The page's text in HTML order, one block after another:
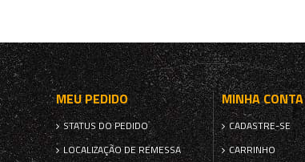
MEU PEDIDO
STATUS DO PEDIDO
LOCALIZAÇÃO DE REMESSA
MINHA CONTA
CADASTRE-SE
CARRINHO